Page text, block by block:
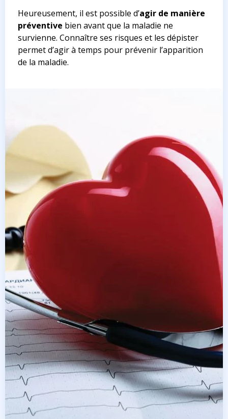
Heureusement, il est possible d’agir de manière
préventive bien avant que la maladie ne
survienne. Connaître ses risques et les dépister
permet d’agir à temps pour prévenir l’apparition
de la maladie.